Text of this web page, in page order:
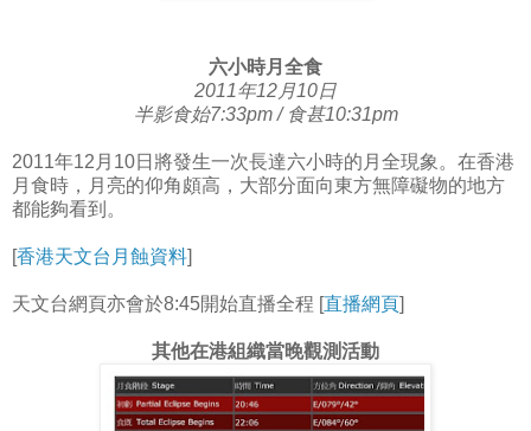
六小時月全食
2011年12月10日
半影食始7:33pm / 食甚10:31pm
2011年12月10日將發生一次長達六小時的月全現象。在香港
月食時，月亮的仰角頗高，大部分面向東方無障礙物的地方
都能夠看到。
[香港天文台月蝕資料]
天文台網頁亦會於8:45開始直播全程 [直播網頁]
其他在港組織當晚觀測活動